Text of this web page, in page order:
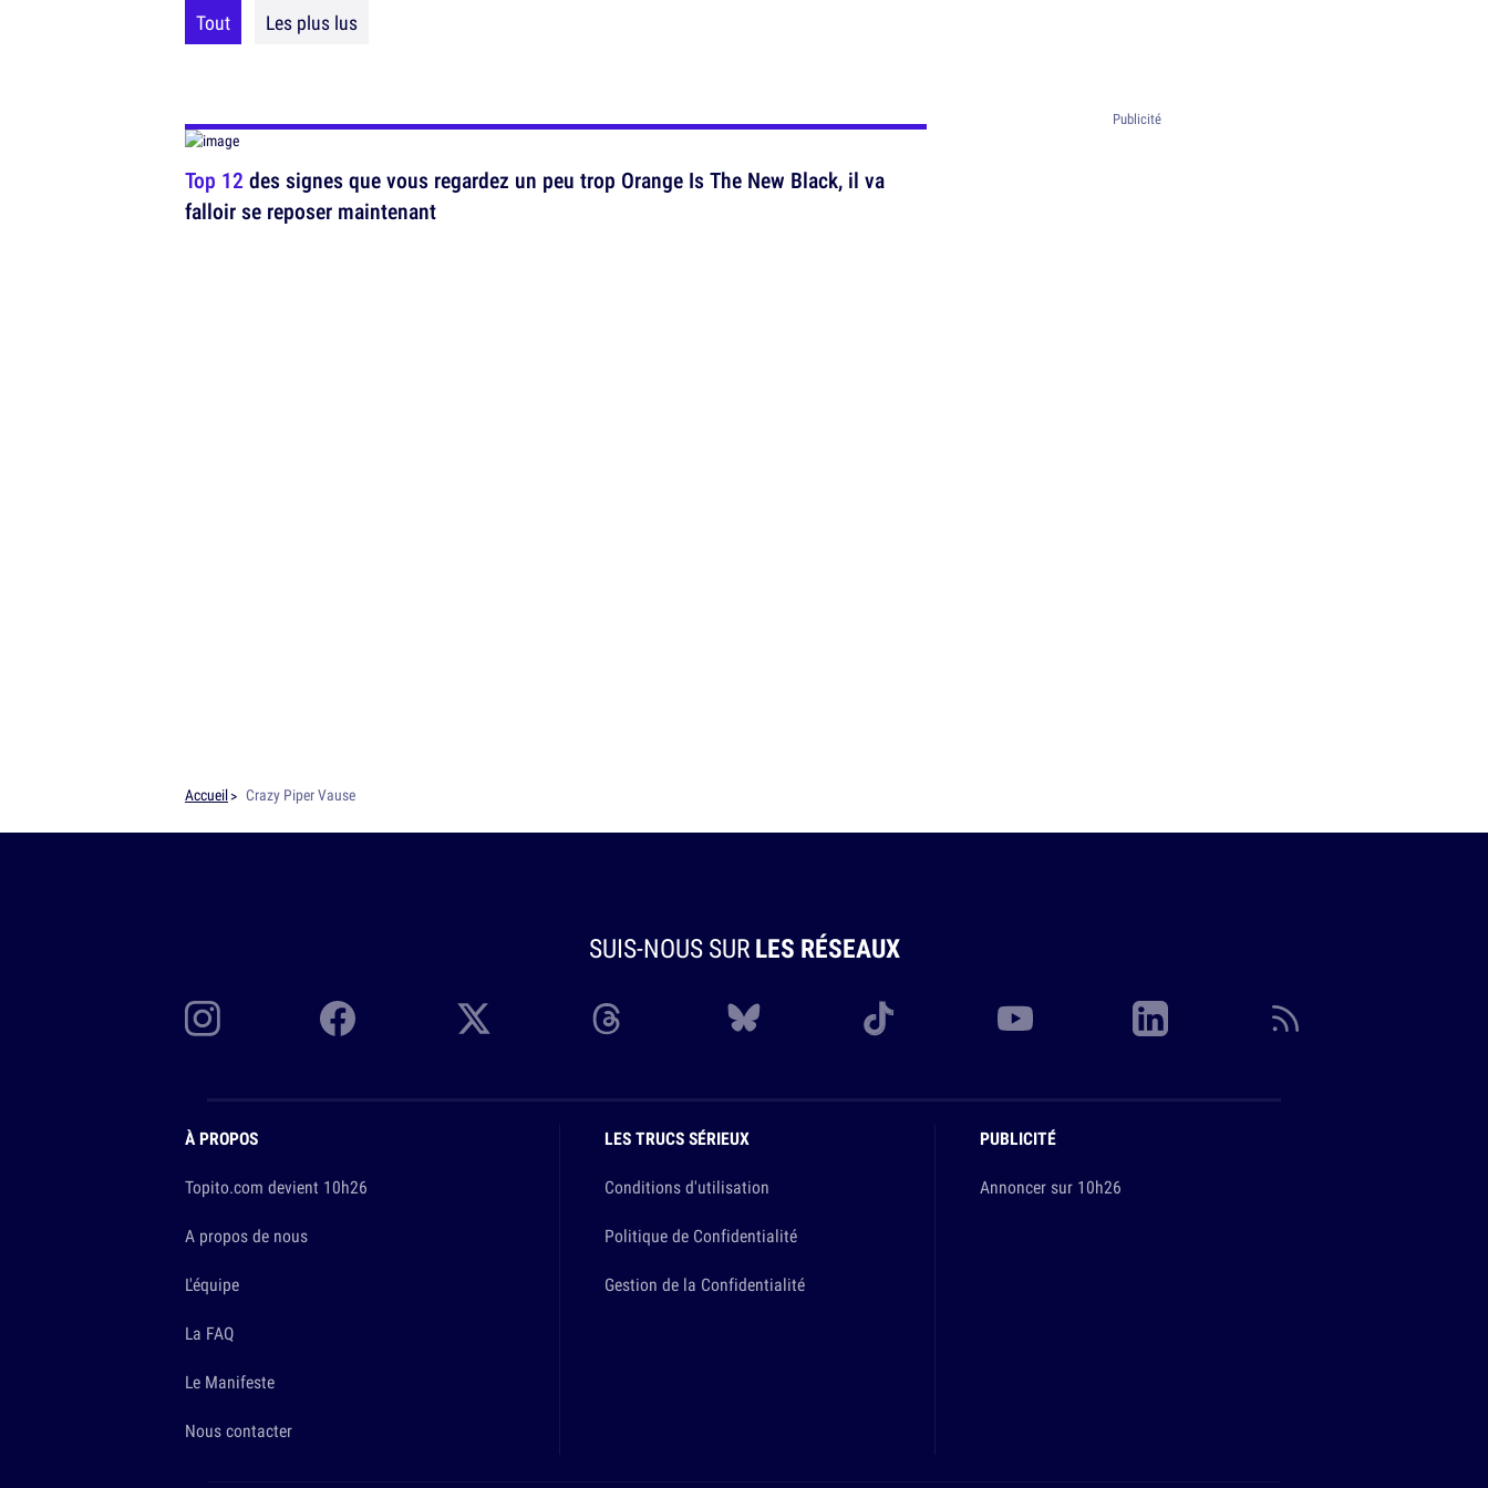
Tout Les plus lus
Top 12 des signes que vous regardez un peu trop Orange Is The New Black, il va
falloir se reposer maintenant
Accueil Crazy Piper Vause
SUIS-NOUS SURLES RÉSEAUX
À PROPOS
Topito.com devient 10h26
A propos de nous
L'équipe
La FAQ
Le Manifeste
Nous contacter
LES TRUCS SÉRIEUX
Conditions d'utilisation
Politique de Confidentialité
Gestion de la Confidentialité
PUBLICITÉ
Annoncer sur 10h26